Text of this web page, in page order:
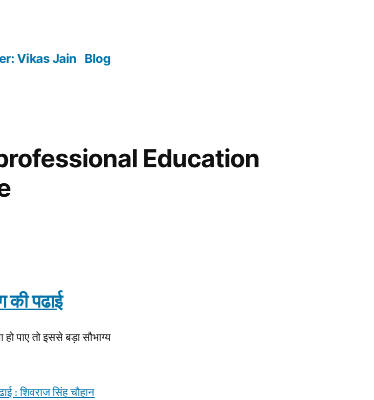
Vikas Jain Blog
Education
की पढाई
पाए तो इससे बड़ा सौभाग्य
: शिवराज सिंह चौहान